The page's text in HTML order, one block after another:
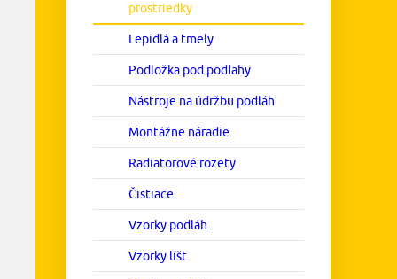
prostriedky
Lepidlá a tmely
Podložka pod podlahy
Nástroje na údržbu podláh
Montážne náradie
Radiatorové rozety
Čistiace
Vzorky podláh
Vzorky líšt